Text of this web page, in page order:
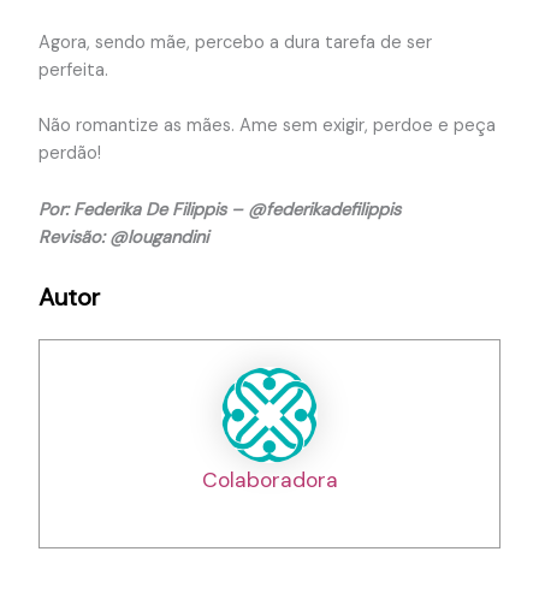
Agora, sendo mãe, percebo a dura tarefa de ser
perfeita.
Não romantize as mães. Ame sem exigir, perdoe e peça
perdão!
Por: Federika De Filippis – @federikadefilippis
Revisão: @lougandini
Autor
Colaboradora